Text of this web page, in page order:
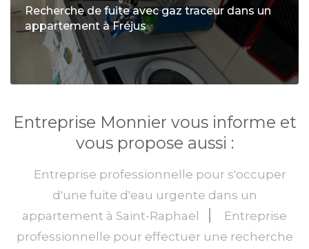
Recherche de fuite avec gaz traceur dans un
appartement à Fréjus
Entreprise Monnier vous informe et
vous propose aussi :
Entreprise professionnelle pour s'occuper
d'une fuite d'eau urgente dans un
appartement à Saint-Raphaël
Entreprise
professionnelle pour effectuer une recherche